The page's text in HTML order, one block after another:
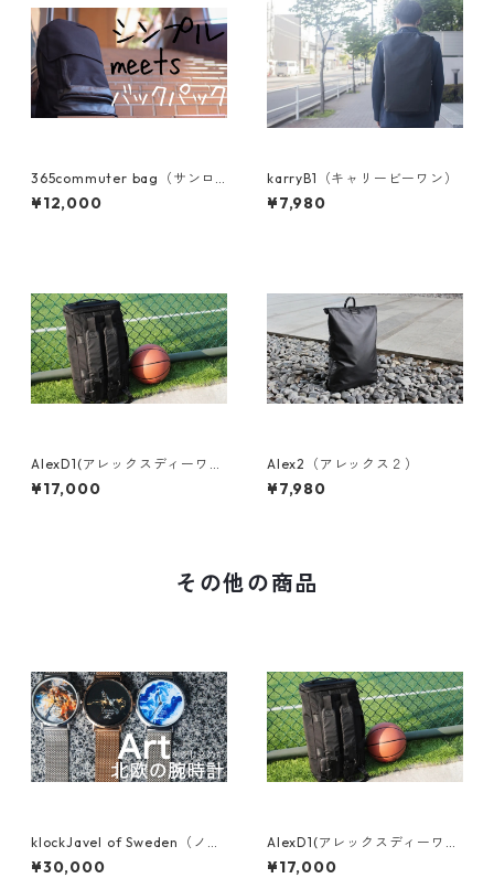
365commuter bag（サンロ
クゴコミューター）
¥12,000
karryB1（キャリービーワン）
¥7,980
AlexD1(アレックスディーワ
ン)
¥17,000
Alex2（アレックス２）
¥7,980
その他の商品
klockJavel of Sweden（ノッ
クヤベル オブ スウェーデ
ン）
¥30,000
AlexD1(アレックスディーワ
ン)
¥17,000